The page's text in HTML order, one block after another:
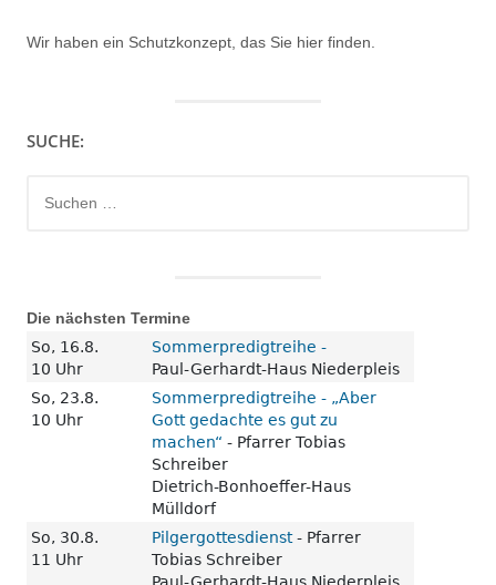
Wir haben ein Schutzkonzept, das Sie hier finden.
SUCHE:
nach:
Die nächsten Termine